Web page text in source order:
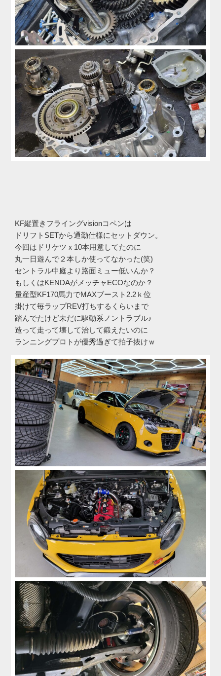
KF縦置きフライングvisionコペンは
ドリフトSETから通勤仕様にセットダウン。
今回はドリケツｘ10本用意してたのに
丸一日遊んで２本しか使ってなかった(笑)
セントラル中庭より路面ミュー低いんか？
もしくはKENDAがメッチャECOなのか？
量産型KF170馬力でMAXブースト2.2ｋ位
掛けて毎ラップREV打ちするくらいまで
踏んでたけど未だに駆動系ノントラブル♪
造って走って壊して治して鍛えたいのに
ランニングプロトが優秀過ぎて拍子抜けｗ